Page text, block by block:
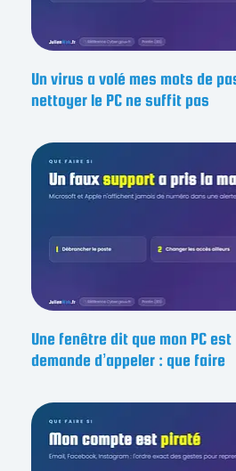
Un virus a volé mes mots de
nettoyer le PC ne suffit pas
Une fenêtre dit que mon PC
demande d’appeler : que faire